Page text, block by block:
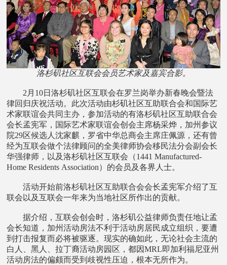
洛杉矶社区互联会会员艺术家及嘉宾合影。
2月10日洛杉矶社区互联会在罗兰岗举办新春晚会暨法
律回归庆祝活动。此次活动由杉矶社区互助联合会和国际艺
术家联谊会共同主办，参加活动的有洛杉矶社区互助联合会
会长孟宪军，国际艺术家联谊会创会主席杨采烨，加州参议
院29区候选人沈家麒，罗省中华总商会主席庄佩源，还有曾
经为互联会做个法律顾问的全美律师协会移民法分会副会长
华强律师，以及洛杉矶社区互联会（1441 Manufactured-
Home Residents Association）的会员及各界人士。
活动开始前洛杉矶社区互助联合会会长孟宪军介绍了互
联会以及互联会一年来为当地社区所作出的贡献。
据介绍，互联会创会时，洛杉矶公益律师负责任地让孟
会长知道，加州活动房法不利于活动房居民成立组织，要遭
到打击报复而必将被驱逐。现实的确如此，无论社会主流的
白人、黑人、拉丁裔活动房园区，都因MRL即加利福尼亚州
活动房法的偏颇而受到歧视性压迫，根本无所作为。